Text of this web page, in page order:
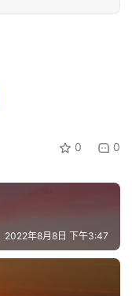
0 0
2022年8月8日 下午3:47